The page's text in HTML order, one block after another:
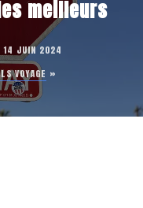
meilleurs
14 JUIN 2024
VOYAGE »